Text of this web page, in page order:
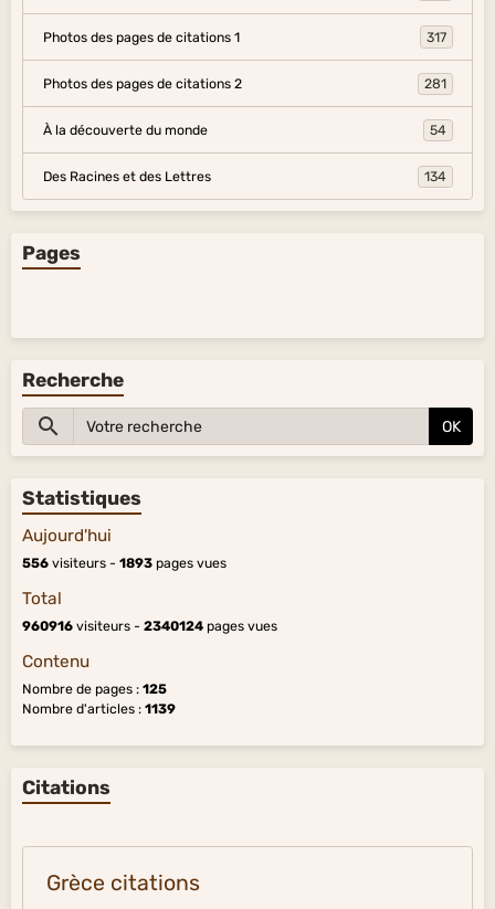
Photos des pages de citations 1 317
Photos des pages de citations 2 281
À la découverte du monde 54
Des Racines et des Lettres 134
Pages
Recherche
OK
Statistiques
Aujourd'hui
556 visiteurs - 1893 pages vues
Total
960916 visiteurs - 2340124 pages vues
Contenu
Nombre de pages : 125
Nombre d'articles : 1139
Citations
Grèce citations